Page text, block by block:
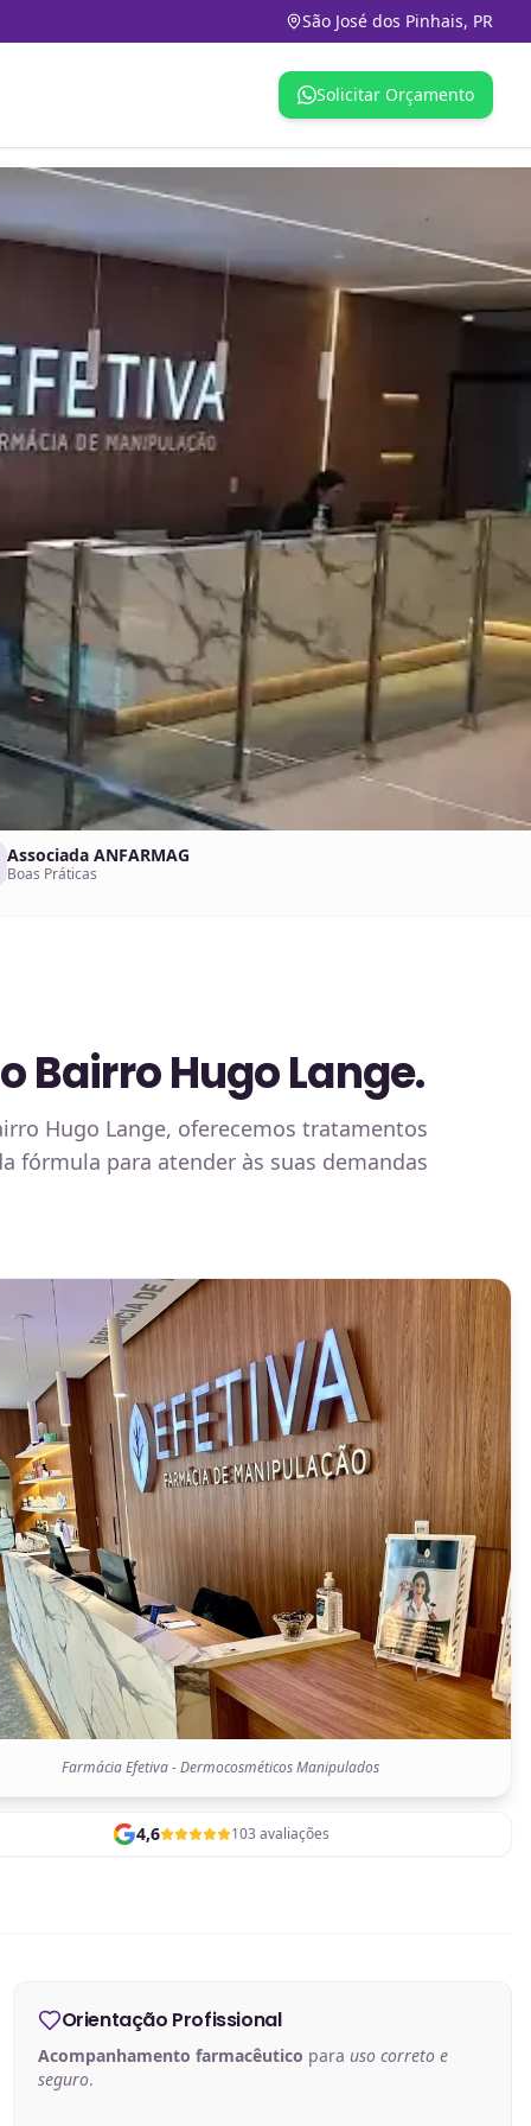
São José dos Pinhais, PR
Solicitar Orçamento
Associada ANFARMAG
Boas Práticas
Bairro Hugo Lange.
Hugo Lange, oferecemos tratamentos
fórmula para atender às suas demandas
Farmácia Efetiva - Dermocosméticos Manipulados
4,6 103 avaliações
Orientação Profissional
Acompanhamento farmacêutico para uso correto e
seguro.